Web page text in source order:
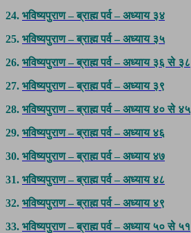
24. भविष्यपुराण – ब्राह्म पर्व – अध्याय ३४
25. भविष्यपुराण – ब्राह्म पर्व – अध्याय ३५
26. भविष्यपुराण – ब्राह्म पर्व – अध्याय ३६ से ३८
27. भविष्यपुराण – ब्राह्म पर्व – अध्याय ३९
28. भविष्यपुराण – ब्राह्म पर्व – अध्याय ४० से ४५
29. भविष्यपुराण – ब्राह्म पर्व – अध्याय ४६
30. भविष्यपुराण – ब्राह्म पर्व – अध्याय ४७
31. भविष्यपुराण – ब्राह्म पर्व – अध्याय ४८
32. भविष्यपुराण – ब्राह्म पर्व – अध्याय ४९
33. भविष्यपुराण – ब्राह्म पर्व – अध्याय ५० से ५१